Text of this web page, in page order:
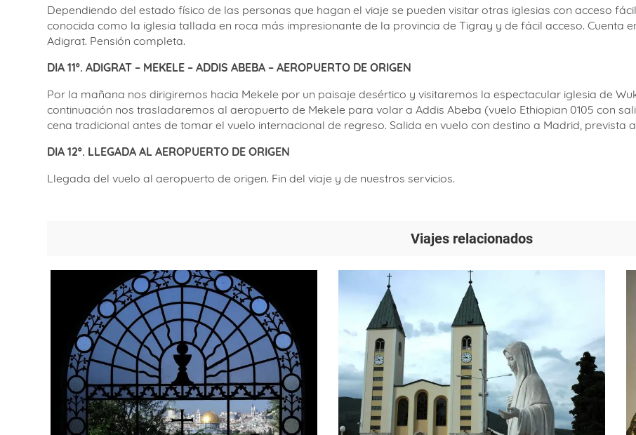
Dependiendo del estado físico de las personas que hagan el viaje se pueden visitar otras iglesias con acceso
conocida como la iglesia tallada en roca más impresionante de la provincia de Tigray y de fácil acceso. Cuenta
Adigrat. Pensión completa.
DIA 11º. ADIGRAT – MEKELE – ADDIS ABEBA – AEROPUERTO DE ORIGEN
Por la mañana nos dirigiremos hacia Mekele por un paisaje desértico y visitaremos la espectacular iglesia de
continuación nos trasladaremos al aeropuerto de Mekele para volar a Addis Abeba (vuelo Ethiopian 0105 con
cena tradicional antes de tomar el vuelo internacional de regreso. Salida en vuelo con destino a Madrid, prevista
DIA 12º. LLEGADA AL AEROPUERTO DE ORIGEN
Llegada del vuelo al aeropuerto de origen. Fin del viaje y de nuestros servicios.
Viajes relacionados